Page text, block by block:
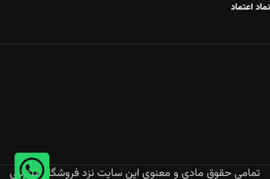
نماد اعتماد
تمامی حقوق مادی و معنوی این سایت نزد فروشگاه اینترنتی